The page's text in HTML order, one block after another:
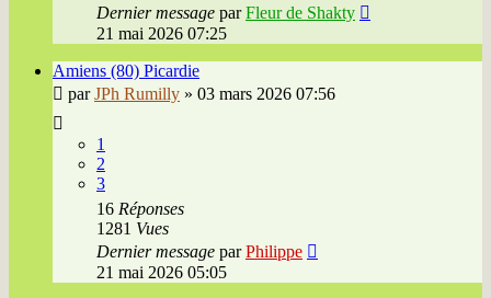
Dernier message parFleur de Shakty
21 mai 2026 07:25
Amiens (80) Picardie
parJPh Rumilly » 03 mars 2026 07:56
1
2
3
16 Réponses
1281 Vues
Dernier message parPhilippe
21 mai 2026 05:05